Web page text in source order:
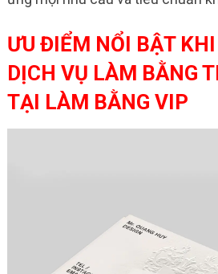
ƯU ĐIỂM NỔI BẬT
DỊCH VỤ LÀM BẰNG
TẠI LÀM BẰNG VIP